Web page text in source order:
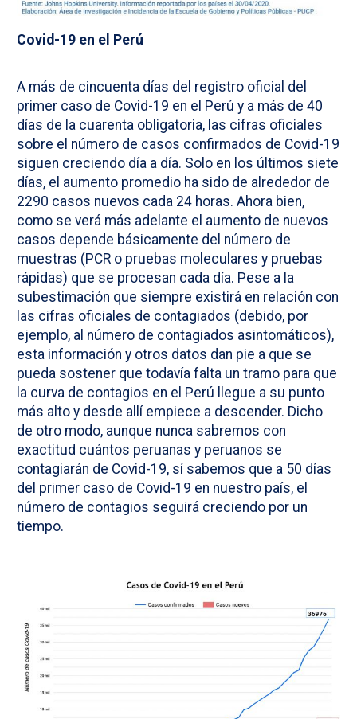
Covid-19 en el Perú
A más de cincuenta días del registro oficial del
primer caso de Covid-19 en el Perú y a más de 40
días de la cuarenta obligatoria, las cifras oficiales
sobre el número de casos confirmados de Covid-19
siguen creciendo día a día. Solo en los últimos siete
días, el aumento promedio ha sido de alrededor de
2290 casos nuevos cada 24 horas. Ahora bien,
como se verá más adelante el aumento de nuevos
casos depende básicamente del número de
muestras (PCR o pruebas moleculares y pruebas
rápidas) que se procesan cada día. Pese a la
subestimación que siempre existirá en relación con
las cifras oficiales de contagiados (debido, por
ejemplo, al número de contagiados asintomáticos),
esta información y otros datos dan pie a que se
pueda sostener que todavía falta un tramo para que
la curva de contagios en el Perú llegue a su punto
más alto y desde allí empiece a descender. Dicho
de otro modo, aunque nunca sabremos con
exactitud cuántos peruanas y peruanos se
contagiarán de Covid-19, sí sabemos que a 50 días
del primer caso de Covid-19 en nuestro país, el
número de contagios seguirá creciendo por un
tiempo.